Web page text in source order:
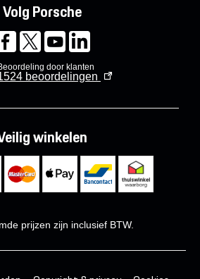
Volg Porsche
door klanten
beoordelingen
winkelen
prijzen zijn inclusief BTW.